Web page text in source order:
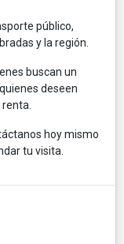
público,
y la región.
buscan un
deseen
hoy mismo
tu visita.